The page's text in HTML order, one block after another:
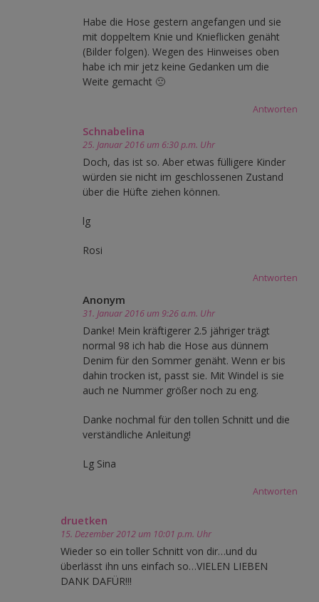
Habe die Hose gestern angefangen und sie
mit doppeltem Knie und Knieflicken genäht
(Bilder folgen). Wegen des Hinweises oben
habe ich mir jetz keine Gedanken um die
Weite gemacht 🙁
Antworten
Schnabelina
25. Januar 2016 um 6:30 p.m. Uhr
Doch, das ist so. Aber etwas fülligere Kinder
würden sie nicht im geschlossenen Zustand
über die Hüfte ziehen können.
lg
Rosi
Antworten
Anonym
31. Januar 2016 um 9:26 a.m. Uhr
Danke! Mein kräftigerer 2.5 jähriger trägt
normal 98 ich hab die Hose aus dünnem
Denim für den Sommer genäht. Wenn er bis
dahin trocken ist, passt sie. Mit Windel is sie
auch ne Nummer größer noch zu eng.
Danke nochmal für den tollen Schnitt und die
verständliche Anleitung!
Lg Sina
Antworten
druetken
15. Dezember 2012 um 10:01 p.m. Uhr
Wieder so ein toller Schnitt von dir…und du
überlässt ihn uns einfach so…VIELEN LIEBEN
DANK DAFÜR!!!